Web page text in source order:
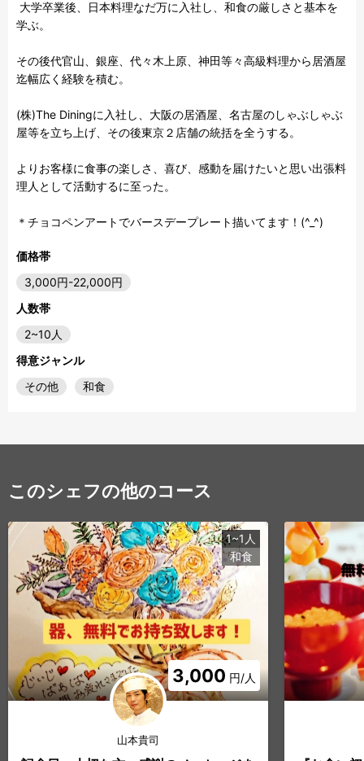
学ぶ。
その後代官山、銀座、代々木上原、神田等々高級料理から居酒屋
迄幅広く経験を積む。
(株)The Diningに入社し、大阪の居酒屋、名古屋のしゃぶしゃぶ
屋等を立ち上げ、その後東京２店舗の統括を全うする。
よりお客様に食事の楽しさ、喜び、感動を届けたいと思い出張料
理人として活動するに至った。
＊チョコペンアートでバースデープレート描いてます！(^_^)
価格帯
3,000円-22,000円
人数帯
2~10人
得意ジャンル
その他
和食
このシェフの他のコース
3,000 円/人
1~1人
和食
山本貴司